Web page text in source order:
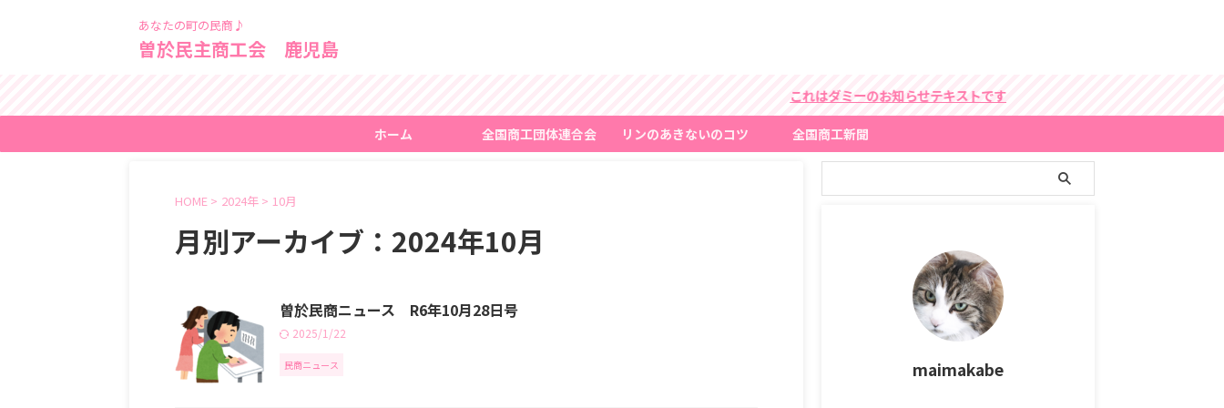
あなたの町の民商♪
曽於民主商工会 鹿児島
これはダミーのお知らせテキストです
ホーム 全国商工団体連合会 リンのあきないのコツ 全国商工新聞
HOME > 2024年 > 10月
月別アーカイブ：2024年10月
曽於民商ニュース R6年10月28日号
2025/1/22
民商ニュース maimakabe